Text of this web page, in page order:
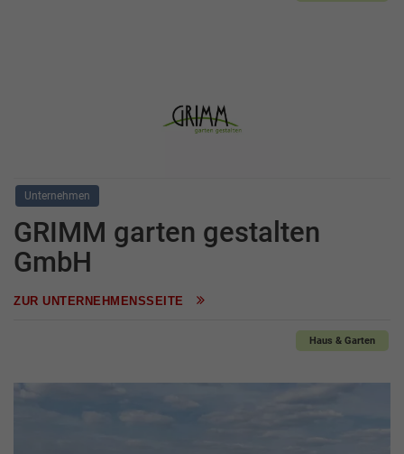
Unternehmen
GRIMM garten gestalten
GmbH
ZUR UNTERNEHMENSSEITE
Haus & Garten